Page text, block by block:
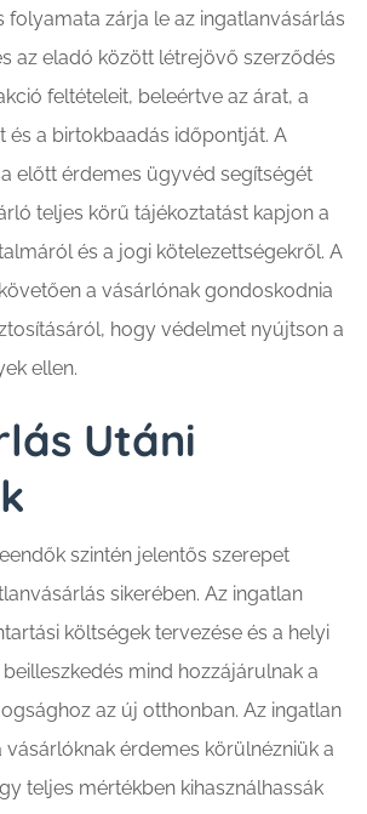
folyamata zárja le az ingatlanvásárlás
az eladó között létrejövő szerződés
feltételeit, beleértve az árat, a
és a birtokbaadás időpontját. A
előtt érdemes ügyvéd segítségét
teljes körű tájékoztatást kapjon a
és a jogi kötelezettségekről. A
a vásárlónak gondoskodnia
hogy védelmet nyújtson a
ellen.
Utáni
szintén jelentős szerepet
sikerében. Az ingatlan
költségek tervezése és a helyi
mind hozzájárulnak a
az új otthonban. Az ingatlan
érdemes körülnézniük a
teljes mértékben kihasználhassák